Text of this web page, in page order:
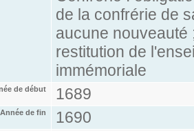
de la confrérie de
aucune nouveauté
restitution de
immémoriale
de début 1689
Année de fin 1690